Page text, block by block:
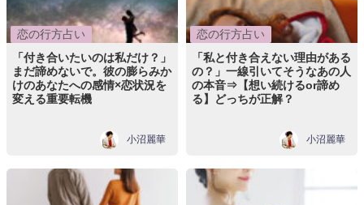
恋の行方占い
「付き合いたいのは私だけ？」
まだ諦めないで。彼の膨らみか
けのあなたへの感情×恋状況を
変える重要転機
小沼麗華
恋の行方占い
「私と付き合えない理由がある
の？」一線引いてそうなあの人
の本音⇒【想い続けるor諦め
る】どっちが正解？
小沼麗華